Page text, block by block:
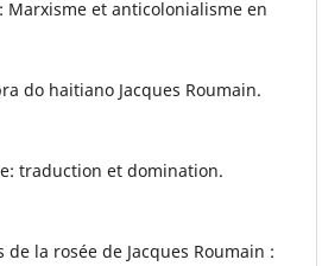
Marxisme et anticolonialisme en
do haitiano Jacques Roumain.
traduction et domination.
la rosée de Jacques Roumain :